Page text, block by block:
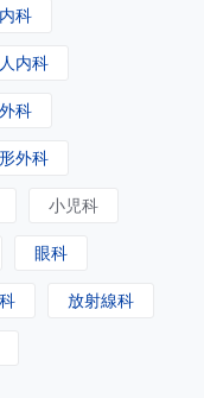
科
内科
科
外科
小児科
眼科
放射線科